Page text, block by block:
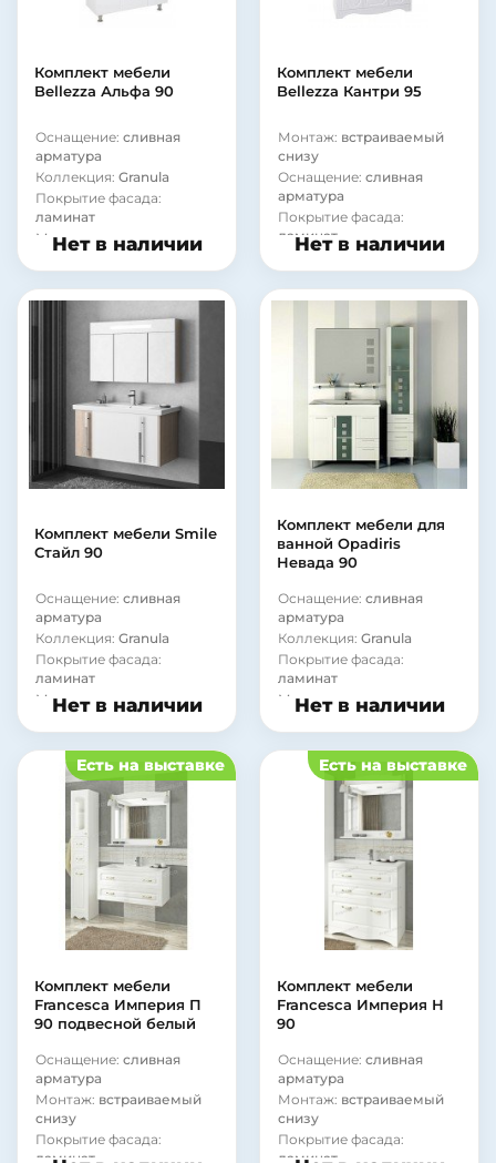
Комплект мебели
Bellezza Альфа 90
Оснащение: сливная
арматура
Коллекция: Granula
Покрытие фасада:
ламинат
Материал корпуса: сталь
Нет в наличии
Комплект мебели
Bellezza Кантри 95
Монтаж: встраиваемый
снизу
Оснащение: сливная
арматура
Покрытие фасада:
ламинат
Материал корпуса:
Нет в наличии
Комплект мебели Smile
Стайл 90
Оснащение: сливная
арматура
Коллекция: Granula
Покрытие фасада:
ламинат
Материал корпуса:
стекло
Нет в наличии
Комплект мебели для
ванной Opadiris
Невада 90
Оснащение: сливная
арматура
Коллекция: Granula
Покрытие фасада:
ламинат
Материал корпуса: сталь
Нет в наличии
Есть на выставке
Комплект мебели
Francesca Империя П
90 подвесной белый
Оснащение: сливная
арматура
Монтаж: встраиваемый
снизу
Покрытие фасада:
ламинат
Есть на выставке
Комплект мебели
Francesca Империя Н
90
Оснащение: сливная
арматура
Монтаж: встраиваемый
снизу
Покрытие фасада:
ламинат